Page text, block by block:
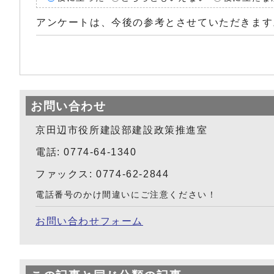
アンケートは、今後の参考とさせていただきま
お問い合わせ
京田辺市役所建設部建設政策推進室
電話: 0774-64-1340
ファックス: 0774-62-2844
電話番号のかけ間違いにご注意ください！
お問い合わせフォーム